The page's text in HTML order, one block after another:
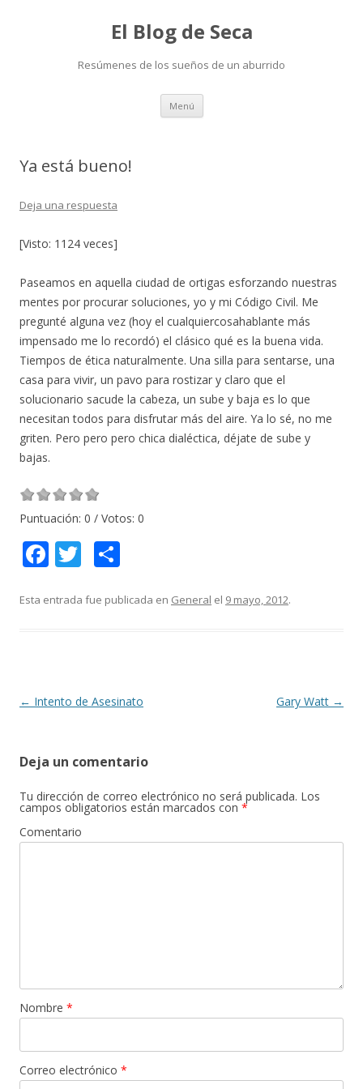
El Blog de Seca
Resúmenes de los sueños de un aburrido
Menú Ir
contenido
Ya está bueno!
Deja una respuesta
[Visto: 1124 veces]
Paseamos en aquella ciudad de ortigas esforzando nuestras
mentes por procurar soluciones, yo y mi Código Civil. Me
pregunté alguna vez (hoy el cualquiercosahablante más
impensado me lo recordó) el clásico qué es la buena vida.
Tiempos de ética naturalmente. Una silla para sentarse, una
casa para vivir, un pavo para rostizar y claro que el
solucionario sacude la cabeza, un sube y baja es lo que
necesitan todos para disfrutar más del aire. Ya lo sé, no me
griten. Pero pero pero chica dialéctica, déjate de sube y
bajas.
Puntuación: 0 / Votos: 0
F
e
k
T
itt m
r
Esta entrada fue publicada en General el 9 mayo, 2012.
Navegación
← Intento de Asesinato Gary Watt →
Deja un comentario
Tu dirección de correo electrónico no será publicada. Los
campos obligatorios están marcados con *
Comentario
Nombre *
Correo electrónico *